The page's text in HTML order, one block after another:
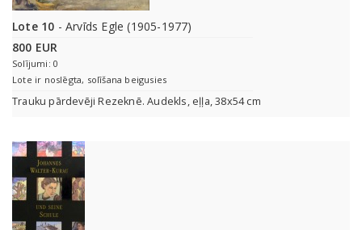
Lote 10 - Arvīds Egle (1905-1977)
800 EUR
Solījumi: 0
Lote ir noslēgta, solīšana beigusies
Trauku pārdevēji Rezeknē. Audekls, eļļa, 38x54 cm